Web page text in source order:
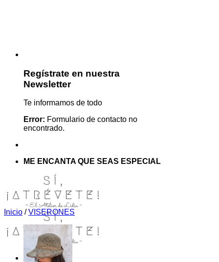
Regístrate en nuestra
Newsletter
Te informamos de todo
Error: Formulario de contacto no
encontrado.
ME ENCANTA QUE SEAS ESPECIAL
Inicio / VISERONES